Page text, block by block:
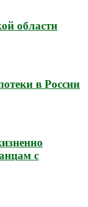
области
в России
с